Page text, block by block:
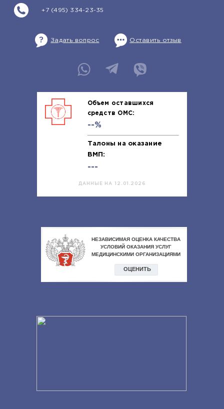
+7 (495) 334-23-35
Задать вопрос Оставить отзыв
Объем оставшихся
средств ОМС:
--%
Талоны на оказание
ВМП:
---
ДАННЫЕ НА 12.01.2026